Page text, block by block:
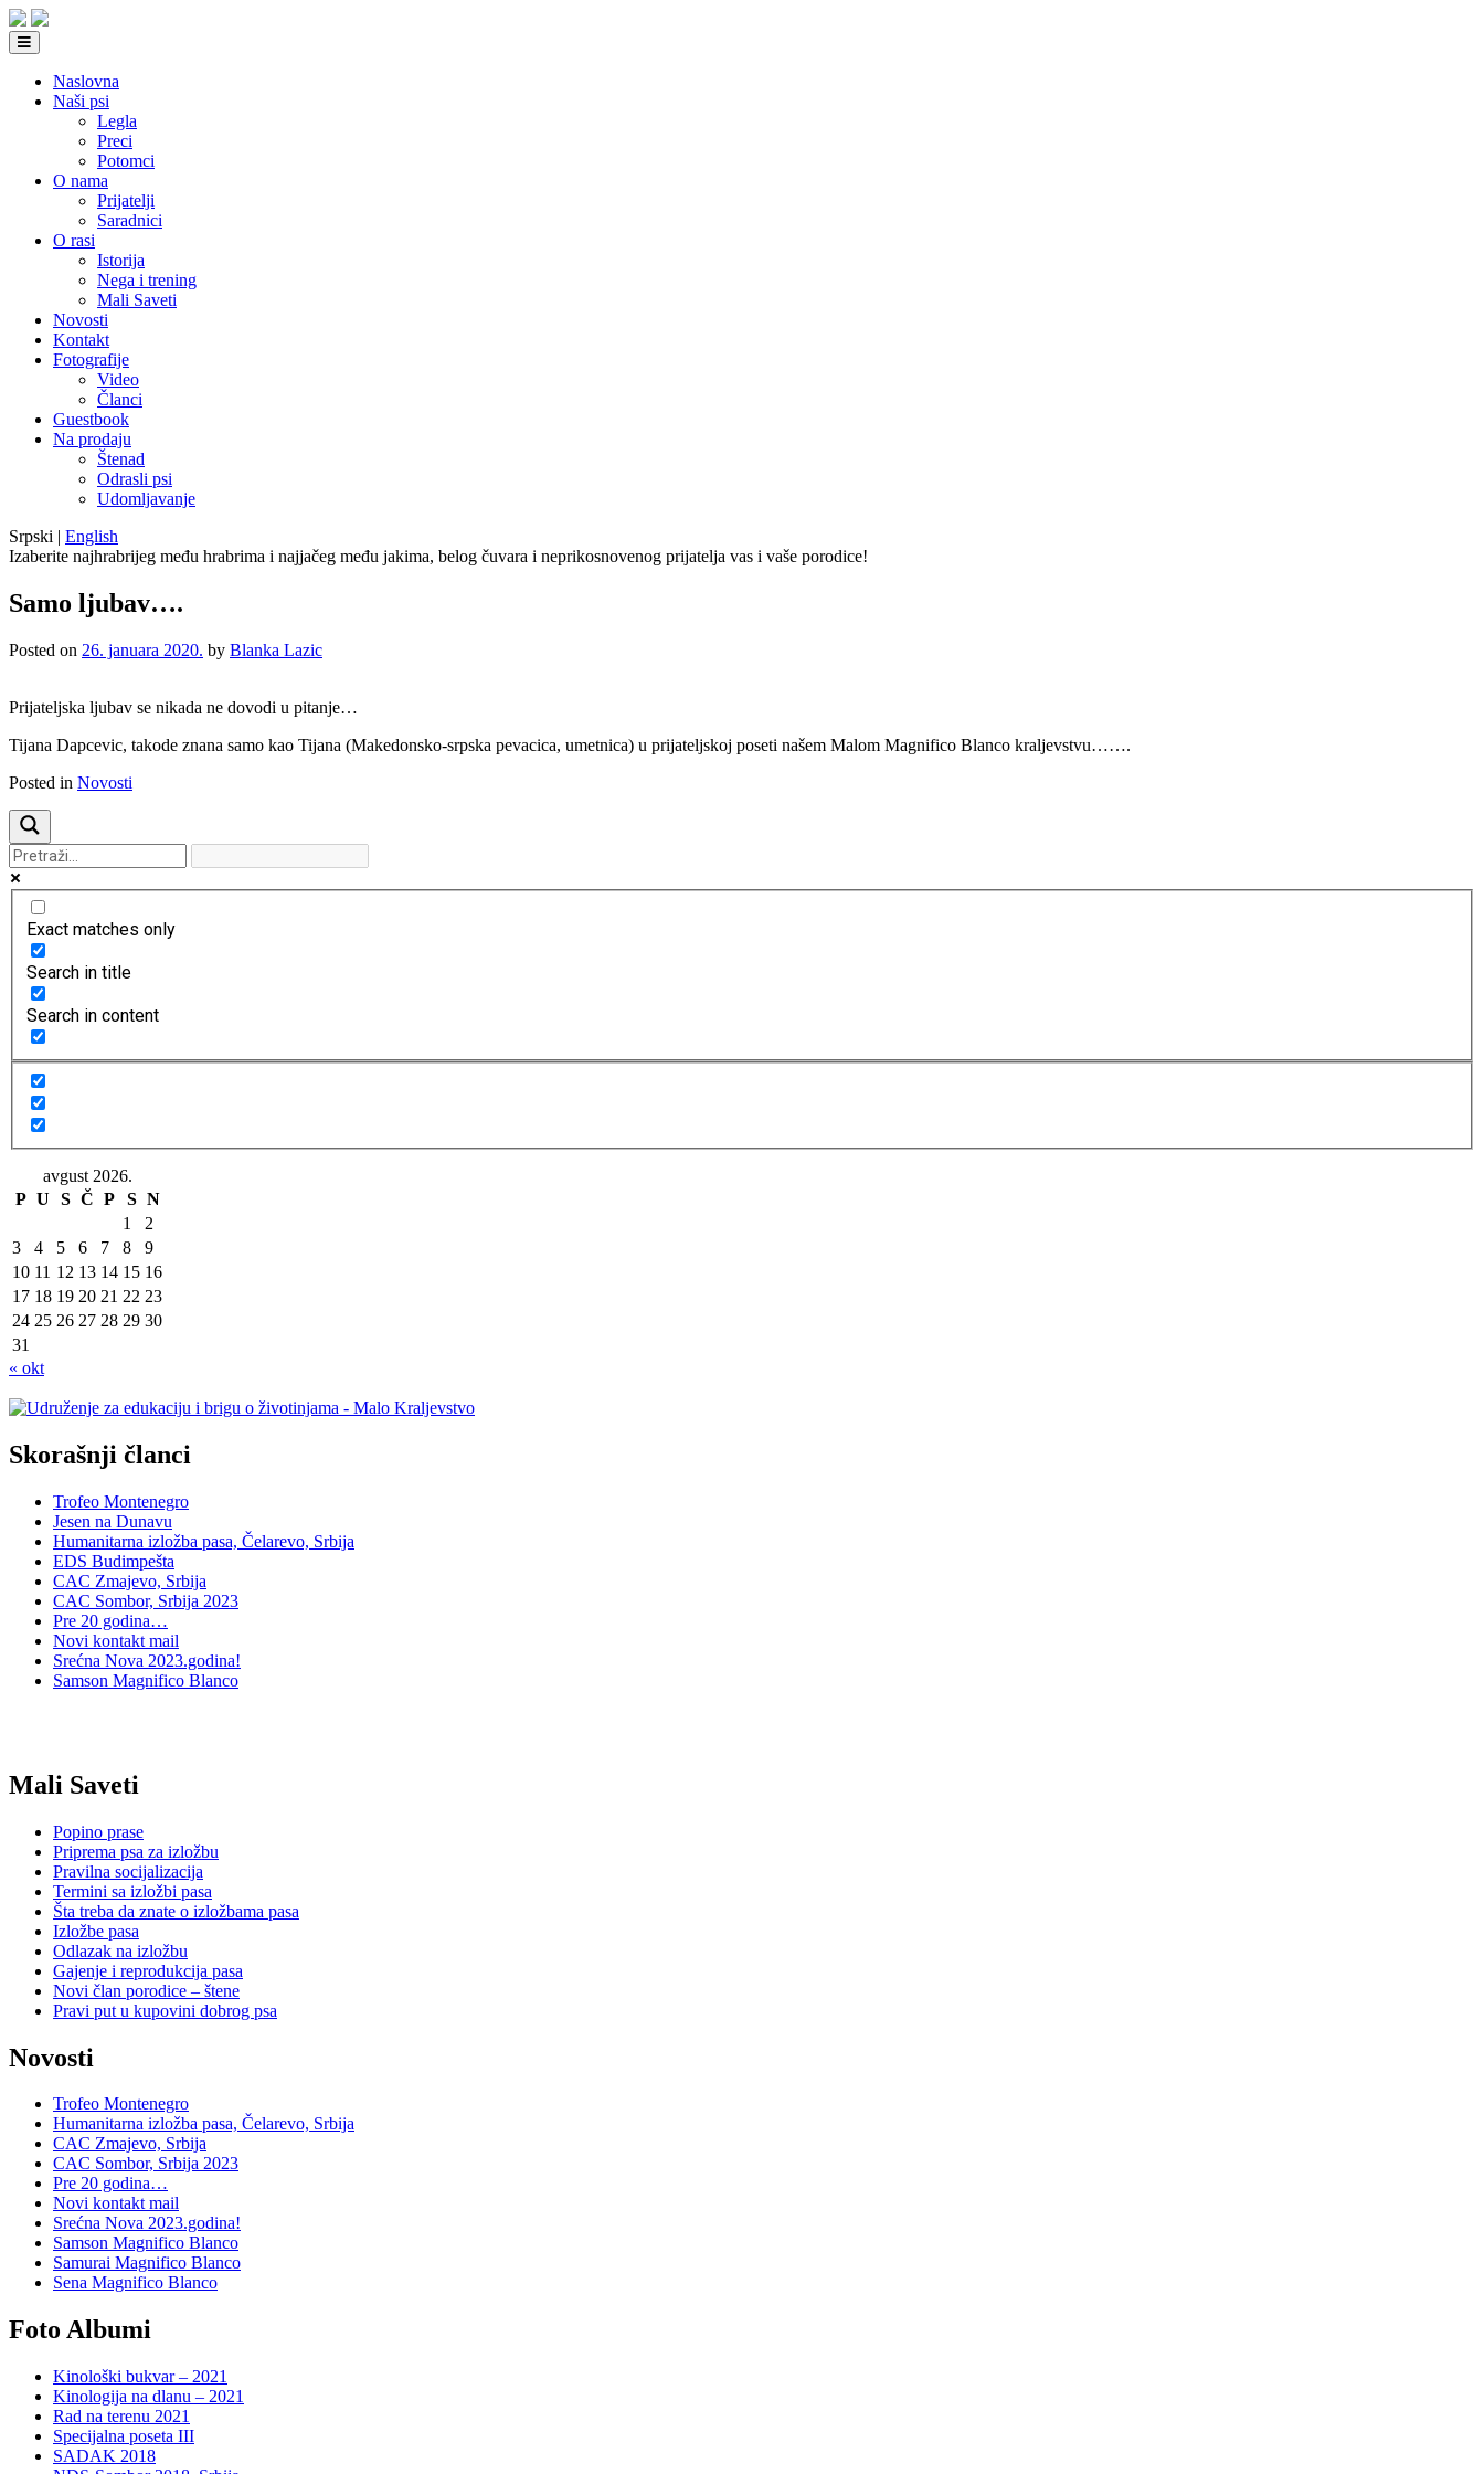
Naslovna
Naši psi
Legla
Preci
Potomci
O nama
Prijatelji
Saradnici
O rasi
Istorija
Nega i trening
Mali Saveti
Novosti
Kontakt
Fotografije
Video
Članci
Guestbook
Na prodaju
Štenad
Odrasli psi
Udomljavanje
Srpski | English
Izaberite najhrabrijeg među hrabrima i najjačeg među jakima, belog čuvara i neprikosnovenog prijatelja vas i vaše porodice!
Samo ljubav….
Posted on 26. januara 2020. by Blanka Lazic
Prijateljska ljubav se nikada ne dovodi u pitanje…
Tijana Dapcevic, takode znana samo kao Tijana (Makedonsko-srpska pevacica, umetnica) u prijateljskoj poseti našem Malom Magnifico Blanco kraljevstvu…….
Posted in Novosti
Exact matches only
Search in title
Search in content
avgust 2026.
P U S Č P S N
1
2
3
4 5 6 7 8
9
10 11 12 13 14 15 16
17 18 19 20 21 22 23
24 25 26 27 28 29 30
31
« okt
Skorašnji članci
Trofeo Montenegro
Jesen na Dunavu
Humanitarna izložba pasa, Čelarevo, Srbija
EDS Budimpešta
CAC Zmajevo, Srbija
CAC Sombor, Srbija 2023
Pre 20 godina…
Novi kontakt mail
Srećna Nova 2023.godina!
Samson Magnifico Blanco
Mali Saveti
Popino prase
Priprema psa za izložbu
Pravilna socijalizacija
Termini sa izložbi pasa
Šta treba da znate o izložbama pasa
Izložbe pasa
Odlazak na izložbu
Gajenje i reprodukcija pasa
Novi član porodice – štene
Pravi put u kupovini dobrog psa
Novosti
Trofeo Montenegro
Humanitarna izložba pasa, Čelarevo, Srbija
CAC Zmajevo, Srbija
CAC Sombor, Srbija 2023
Pre 20 godina…
Novi kontakt mail
Srećna Nova 2023.godina!
Samson Magnifico Blanco
Samurai Magnifico Blanco
Sena Magnifico Blanco
Foto Albumi
Kinološki bukvar – 2021
Kinologija na dlanu – 2021
Rad na terenu 2021
Specijalna poseta III
SADAK 2018